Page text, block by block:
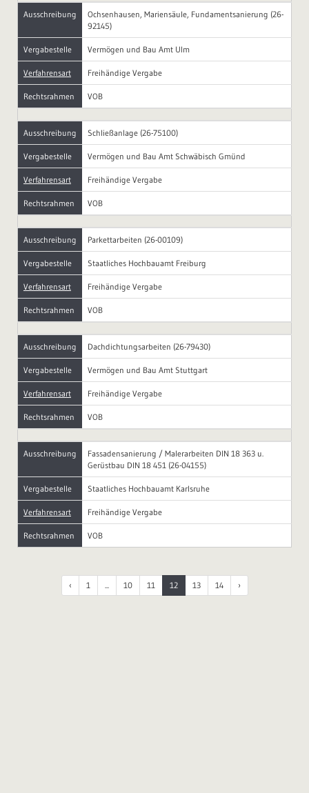
Ausschreibung
Ochsenhausen, Mariensäule, Fundamentsanierung (26-
92145)
Vergabestelle Vermögen und Bau Amt Ulm
Verfahrensart Freihändige Vergabe
Rechtsrahmen VOB
Ausschreibung Schließanlage (26-75100)
Vergabestelle Vermögen und Bau Amt Schwäbisch Gmünd
Verfahrensart Freihändige Vergabe
Rechtsrahmen VOB
Ausschreibung Parkettarbeiten (26-00109)
Vergabestelle Staatliches Hochbauamt Freiburg
Verfahrensart Freihändige Vergabe
Rechtsrahmen VOB
Ausschreibung Dachdichtungsarbeiten (26-79430)
Vergabestelle Vermögen und Bau Amt Stuttgart
Verfahrensart Freihändige Vergabe
Rechtsrahmen VOB
Ausschreibung
Fassadensanierung / Malerarbeiten DIN 18 363 u.
Gerüstbau DIN 18 451 (26-04155)
Vergabestelle Staatliches Hochbauamt Karlsruhe
Verfahrensart Freihändige Vergabe
Rechtsrahmen VOB
‹ 1 ... 10 11 12 13 14 ›